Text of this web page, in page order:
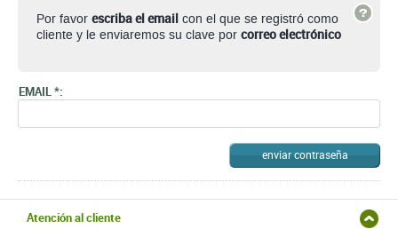
Por favor escriba el email con el que se registró como
cliente y le enviaremos su clave por correo electrónico
EMAIL *:
enviar contraseña
Atención al cliente